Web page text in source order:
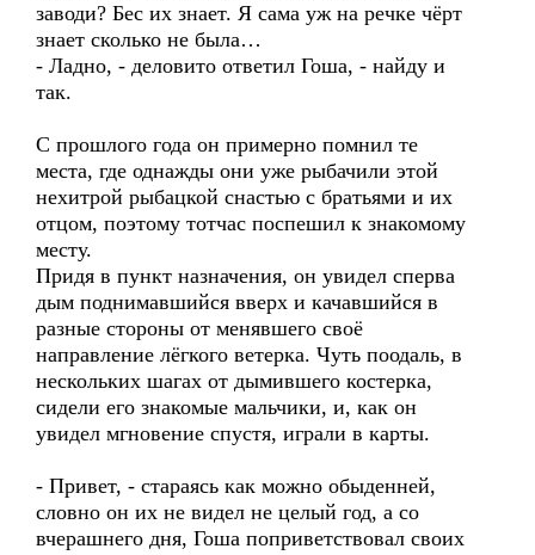
заводи? Бес их знает. Я сама уж на речке чёрт
знает сколько не была…
- Ладно, - деловито ответил Гоша, - найду и
так.
С прошлого года он примерно помнил те
места, где однажды они уже рыбачили этой
нехитрой рыбацкой снастью с братьями и их
отцом, поэтому тотчас поспешил к знакомому
месту.
Придя в пункт назначения, он увидел сперва
дым поднимавшийся вверх и качавшийся в
разные стороны от менявшего своё
направление лёгкого ветерка. Чуть поодаль, в
нескольких шагах от дымившего костерка,
сидели его знакомые мальчики, и, как он
увидел мгновение спустя, играли в карты.
- Привет, - стараясь как можно обыденней,
словно он их не видел не целый год, а со
вчерашнего дня, Гоша поприветствовал своих